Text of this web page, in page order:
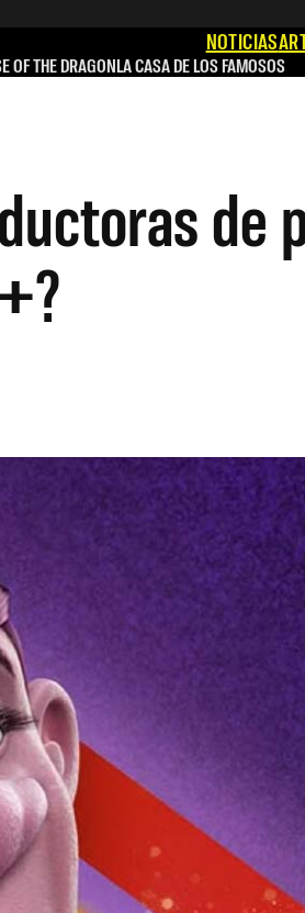
NOTICIAS
OF THE DRAGONLA CASA DE LOS FAMOSOS
de